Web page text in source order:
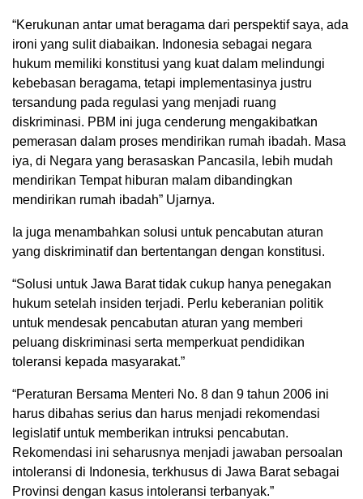
“Kerukunan antar umat beragama dari perspektif saya, ada
ironi yang sulit diabaikan. Indonesia sebagai negara
hukum memiliki konstitusi yang kuat dalam melindungi
kebebasan beragama, tetapi implementasinya justru
tersandung pada regulasi yang menjadi ruang
diskriminasi. PBM ini juga cenderung mengakibatkan
pemerasan dalam proses mendirikan rumah ibadah. Masa
iya, di Negara yang berasaskan Pancasila, lebih mudah
mendirikan Tempat hiburan malam dibandingkan
mendirikan rumah ibadah” Ujarnya.
Ia juga menambahkan solusi untuk pencabutan aturan
yang diskriminatif dan bertentangan dengan konstitusi.
“Solusi untuk Jawa Barat tidak cukup hanya penegakan
hukum setelah insiden terjadi. Perlu keberanian politik
untuk mendesak pencabutan aturan yang memberi
peluang diskriminasi serta memperkuat pendidikan
toleransi kepada masyarakat.”
“Peraturan Bersama Menteri No. 8 dan 9 tahun 2006 ini
harus dibahas serius dan harus menjadi rekomendasi
legislatif untuk memberikan intruksi pencabutan.
Rekomendasi ini seharusnya menjadi jawaban persoalan
intoleransi di Indonesia, terkhusus di Jawa Barat sebagai
Provinsi dengan kasus intoleransi terbanyak.”